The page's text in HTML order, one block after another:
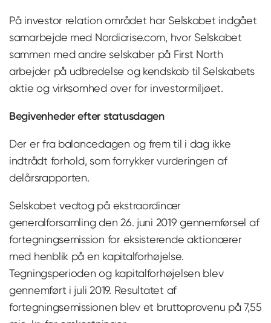
På investor relation området har Selskabet indgået
samarbejde med Nordicrise.com, hvor Selskabet
sammen med andre selskaber på First North
arbejder på udbredelse og kendskab til Selskabets
aktie og virksomhed over for investormiljøet.
Begivenheder efter statusdagen
Der er fra balancedagen og frem til i dag ikke
indtrådt forhold, som forrykker vurderingen af
delårsrapporten.
Selskabet vedtog på ekstraordinær
generalforsamling den 26. juni 2019 gennemførsel af
fortegningsemission for eksisterende aktionærer
med henblik på en kapitalforhøjelse.
Tegningsperioden og kapitalforhøjelsen blev
gennemført i juli 2019. Resultatet af
fortegningsemissionen blev et bruttoprovenu på 7,55